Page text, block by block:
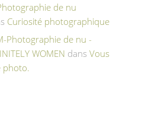
de nu
Curiosité photographique
Photographie de nu -
WOMEN dans Vous
photo.